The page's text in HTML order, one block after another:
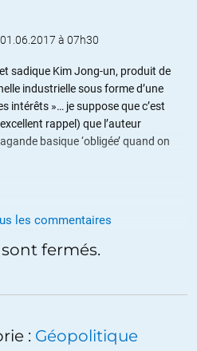
01.06.2017 à 07h30
sadique Kim Jong-un, produit de
industrielle sous forme d’une
intérêts »… je suppose que c’est
rappel) que l’auteur
basique ‘obligée’ quand on
les commentaires
fermés.
: Géopolitique